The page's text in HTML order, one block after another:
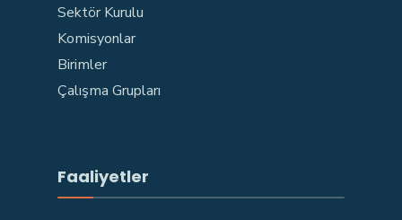
Sektör Kurulu
Komisyonlar
Birimler
Çalışma Grupları
Faaliyetler